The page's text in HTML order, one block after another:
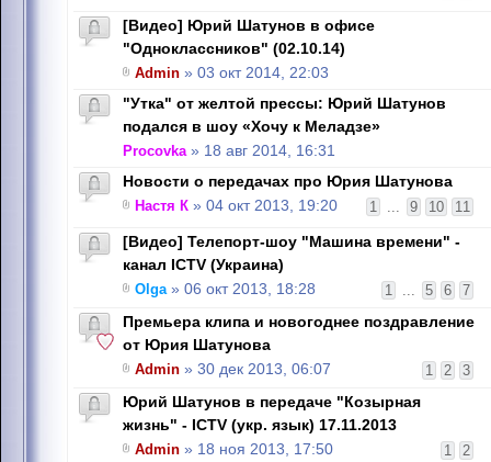
[Видео] Юрий Шатунов в офисе
"Одноклассников" (02.10.14)
Admin » 03 окт 2014, 22:03
"Утка" от желтой прессы: Юрий Шатунов
подался в шоу «Хочу к Меладзе»
Procovka» 18 авг 2014, 16:31
Новости о передачах про Юрия Шатунова
1 ... 9 10 11
Настя К » 04 окт 2013, 19:20
[Видео] Телепорт-шоу "Машина времени" -
канал ICTV (Украина)
1 ... 5 6 7
Olga» 06 окт 2013, 18:28
Премьера клипа и новогоднее поздравление
от Юрия Шатунова
1 2 3
Admin » 30 дек 2013, 06:07
Юрий Шатунов в передаче "Козырная
жизнь" - ICTV (укр. язык) 17.11.2013
1 2
Admin » 18 ноя 2013, 17:50